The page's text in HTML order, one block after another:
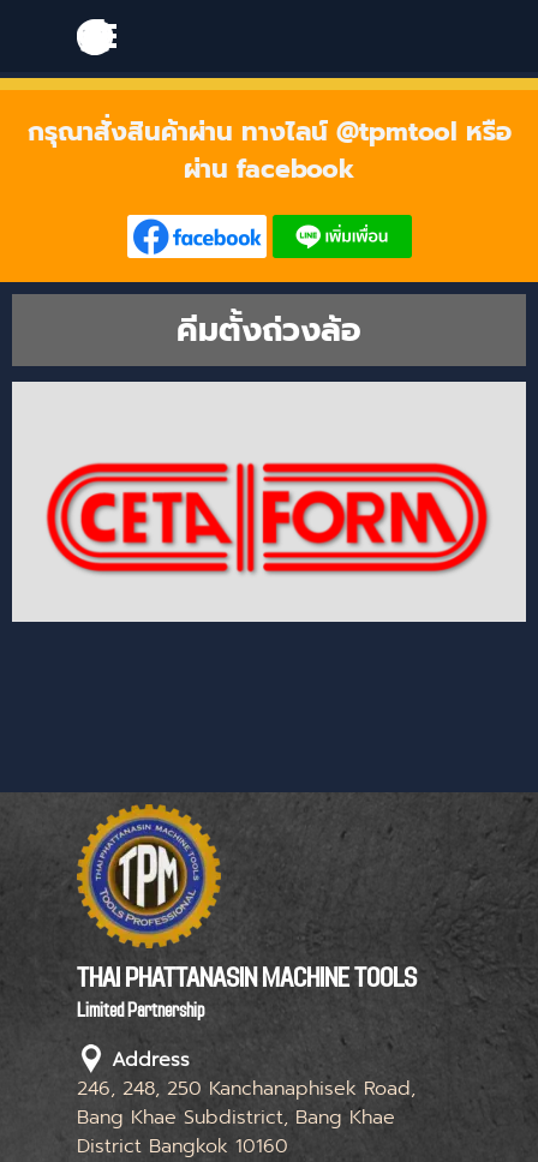
Skip menu
Skip menu
กรุณาสั่งสินค้าผ่าน ทางไลน์ @tpmtool หรือ
ผ่าน facebook
คีมตั้งถ่วงล้อ
THAI PHATTANASIN MACHINE TOOLS
Limited Partnership
Address
246, 248, 250 Kanchanaphisek Road,
Bang Khae Subdistrict, Bang Khae
District Bangkok 10160